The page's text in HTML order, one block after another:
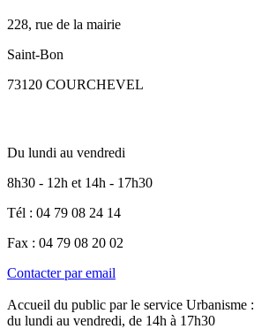
228, rue de la mairie
Saint-Bon
73120 COURCHEVEL
Du lundi au vendredi
8h30 - 12h et 14h - 17h30
Tél : 04 79 08 24 14
Fax : 04 79 08 20 02
Contacter par email
Accueil du public par le service Urbanisme :
du lundi au vendredi, de 14h à 17h30